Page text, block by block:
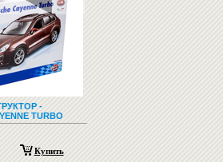
-
TURBO
Купить